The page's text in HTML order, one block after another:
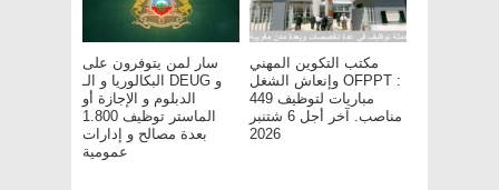
سار لمن يتوفرون على
البكالوريا و الـ DEUG و
الدبلوم و الإجازة أو
الماستر توظيف 1.800
بعدة مصالح و إدارات
عمومية
مكتب التكوين المهني
وإنعاش الشغل OFPPT :
مباريات لتوظيف 449
مناصب. آخر أجل 6 شتنبر
2026